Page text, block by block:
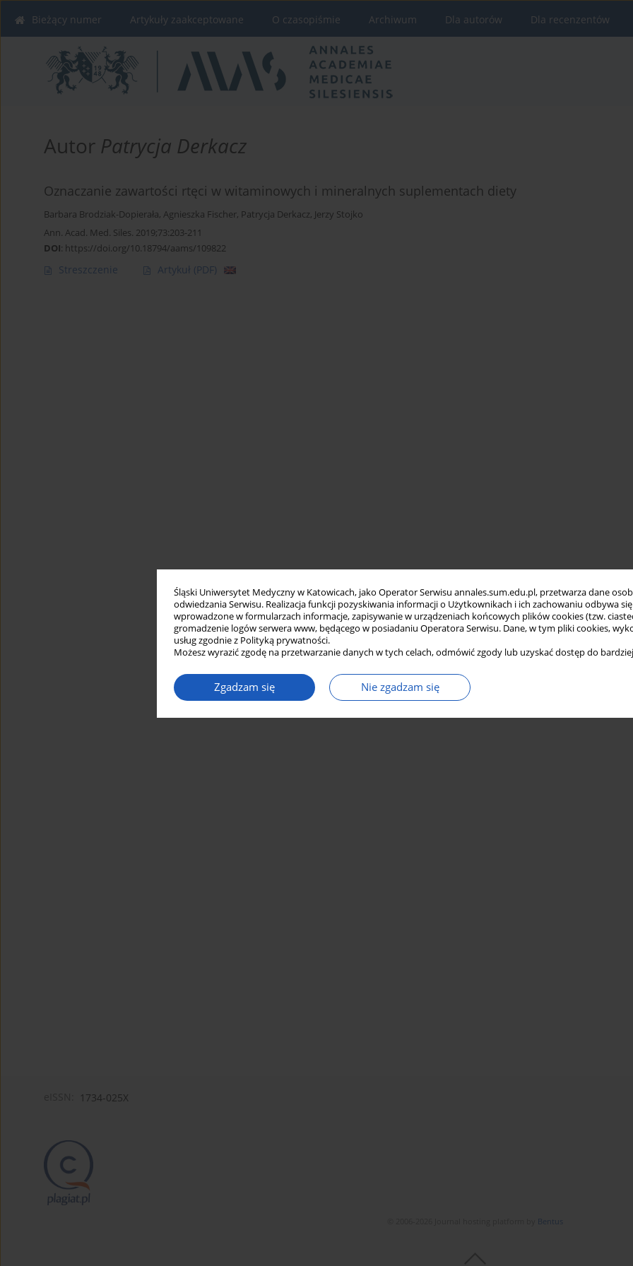
Śląski Uniwersytet Medyczny w Katowicach, jako Operator Serwisu annales.sum.edu.pl, przetwarza dane
odwiedzania Serwisu. Realizacja funkcji pozyskiwania informacji o Użytkownikach i ich zachowaniu odbywa
wprowadzone w formularzach informacje, zapisywanie w urządzeniach końcowych plików cookies (tzw.
gromadzenie logów serwera www, będącego w posiadaniu Operatora Serwisu. Dane, w tym pliki cookies,
usług zgodnie z Polityką prywatności.
Możesz wyrazić zgodę na przetwarzanie danych w tych celach, odmówić zgody lub uzyskać dostęp do
Zgadzam się Nie zgadzam się
Bieżący numer Artykuły zaakceptowane O czasopiśmie Archiwum Dla autorów Dla recenzentów
Autor Patrycja Derkacz
Oznaczanie zawartości rtęci w witaminowych i mineralnych suplementach diety
Barbara Brodziak-Dopierała, Agnieszka Fischer, Patrycja Derkacz, Jerzy Stojko
Ann. Acad. Med. Siles. 2019;73:203-211
DOI: https://doi.org/10.18794/aams/109822
Streszczenie Artykuł (PDF)
1734-025X
Bentus